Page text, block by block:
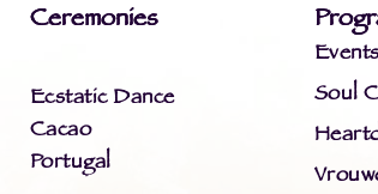
Ceremonies
Ecstatic Dance
Cacao
Portugal
Soul